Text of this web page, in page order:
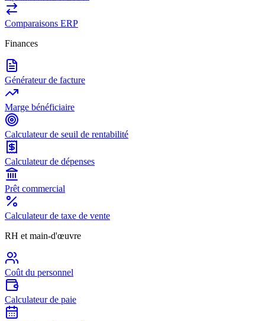
Comparaisons ERP
Finances
Générateur de facture
Marge bénéficiaire
Calculateur de seuil de rentabilité
Calculateur de dépenses
Prêt commercial
Calculateur de taxe de vente
RH et main-d'œuvre
Coût du personnel
Calculateur de paie